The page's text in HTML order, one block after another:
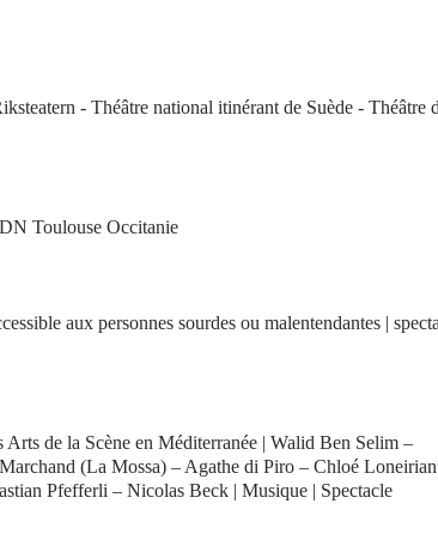
- Théâtre national itinérant de Suède - Théâtre
Toulouse Occitanie
aux personnes sourdes ou malentendantes |
de la Scène en Méditerranée | Walid Ben Selim –
(La Mossa) – Agathe di Piro – Chloé
Pfefferli – Nicolas Beck | Musique | Spectacle